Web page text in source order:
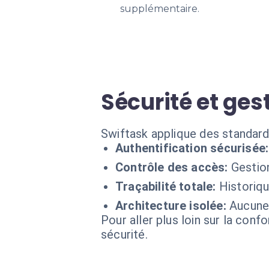
supplémentaire.
Sécurité et
Swiftask applique des
Authentification sécurisée:
Contrôle des accès:
Traçabilité totale:
Architecture isolée:
Pour aller plus loin sur la
sécurité.